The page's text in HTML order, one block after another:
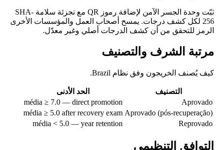
ثبّت وحدة الجسر الآمن لإضافة رموز QR مع تجزئة سلامة SHA-
256 لكل كشف درجات. يمسح أصحاب العمل والمؤسسات الأخرى
الرمز للتحقق من أن كشف الدرجات أصلي وغير معدّل.
مرتبة الشرف والتصنيف
كيف يُصنف الخريجون وفق نظام Brazil.
التصنيف
الحد الأدنى
Aprovado
média ≥ 7.0 — direct promotion
Aprovado (pós-recuperação)
média ≥ 5.0 after recovery exam
Reprovado
média < 5.0 — year retention
التوافق التنظيمي